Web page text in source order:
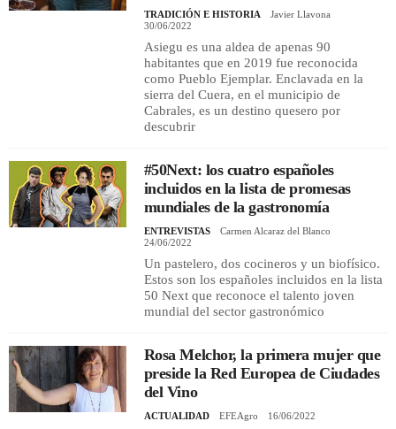
REGISTRO
INICIAR SESIÓN
TRADICIÓN E HISTORIA
Javier Llavona
30/06/2022
Asiegu es una aldea de apenas 90
habitantes que en 2019 fue reconocida
como Pueblo Ejemplar. Enclavada en la
sierra del Cuera, en el municipio de
Cabrales, es un destino quesero por
descubrir
#50Next: los cuatro españoles
incluidos en la lista de promesas
mundiales de la gastronomía
ENTREVISTAS
Carmen Alcaraz del Blanco
24/06/2022
Un pastelero, dos cocineros y un biofísico.
Estos son los españoles incluidos en la lista
50 Next que reconoce el talento joven
mundial del sector gastronómico
Rosa Melchor, la primera mujer que
preside la Red Europea de Ciudades
del Vino
ACTUALIDAD EFEAgro 16/06/2022